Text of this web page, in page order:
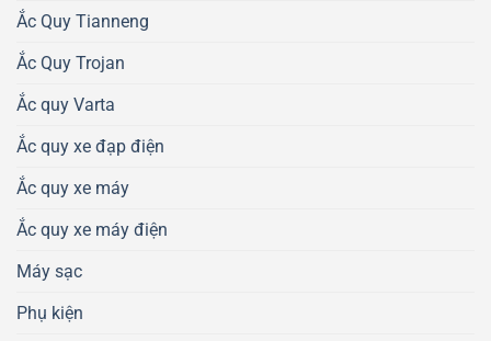
Ắc Quy Tianneng
Ắc Quy Trojan
Ắc quy Varta
Ắc quy xe đạp điện
Ắc quy xe máy
Ắc quy xe máy điện
Máy sạc
Phụ kiện